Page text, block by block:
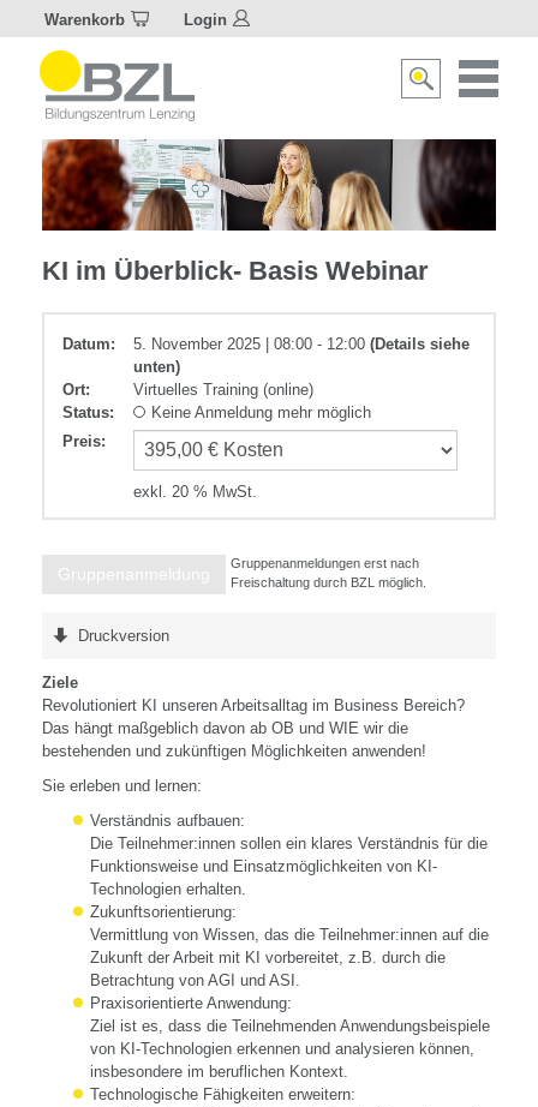
Warenkorb Login
Suche
IT-
KI im Überblick- Basis Webinar
Datum: 5. November 2025 | 08:00 - 12:00 (Details siehe
unten)
Ort:
Virtuelles Training (online)
Status:
Keine Anmeldung mehr möglich
Preis:
exkl. 20 % MwSt.
Gruppenanmeldung
Gruppenanmeldungen erst nach
Freischaltung durch BZL möglich.
Druckversion
Ziele
Revolutioniert KI unseren Arbeitsalltag im Business Bereich?
Das hängt maßgeblich davon ab OB und WIE wir die
bestehenden und zukünftigen Möglichkeiten anwenden!
Sie erleben und lernen:
Verständnis aufbauen:
Die Teilnehmer:innen sollen ein klares Verständnis für die
Funktionsweise und Einsatzmöglichkeiten von KI-
Technologien erhalten.
Zukunftsorientierung:
Vermittlung von Wissen, das die Teilnehmer:innen auf die
Zukunft der Arbeit mit KI vorbereitet, z.B. durch die
Betrachtung von AGI und ASI.
Praxisorientierte Anwendung:
Ziel ist es, dass die Teilnehmenden Anwendungsbeispiele
von KI-Technologien erkennen und analysieren können,
insbesondere im beruflichen Kontext.
Technologische Fähigkeiten erweitern: